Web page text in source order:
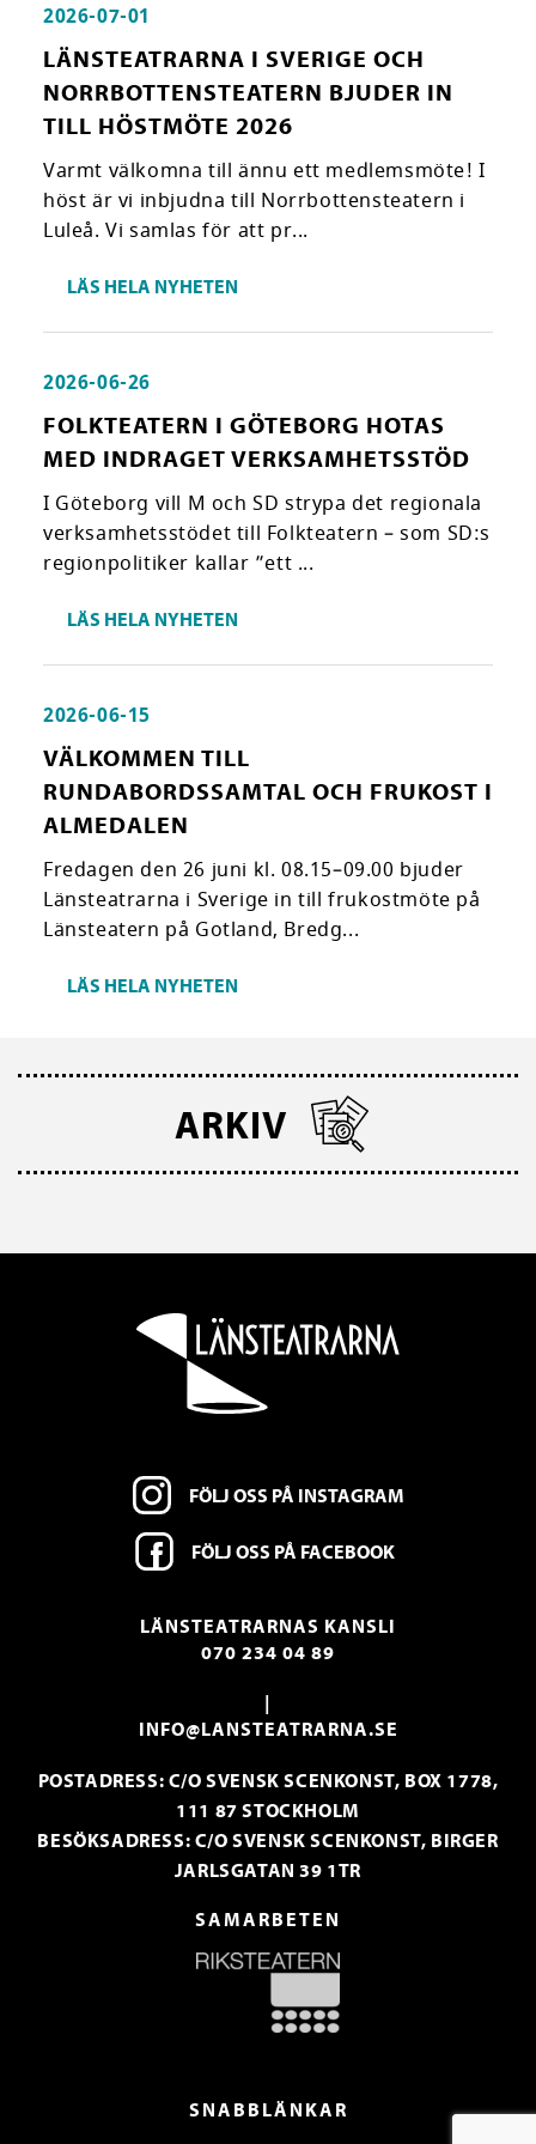
2026-07-01
LÄNSTEATRARNA I SVERIGE OCH
NORRBOTTENSTEATERN BJUDER IN
TILL HÖSTMÖTE 2026
Varmt välkomna till ännu ett medlemsmöte! I
höst är vi inbjudna till Norrbottensteatern i
Luleå. Vi samlas för att pr...
LÄS HELA NYHETEN
2026-06-26
FOLKTEATERN I GÖTEBORG HOTAS
MED INDRAGET VERKSAMHETSSTÖD
I Göteborg vill M och SD strypa det regionala
verksamhetsstödet till Folkteatern – som SD:s
regionpolitiker kallar ”ett ...
LÄS HELA NYHETEN
2026-06-15
VÄLKOMMEN TILL
RUNDABORDSSAMTAL OCH FRUKOST I
ALMEDALEN
Fredagen den 26 juni kl. 08.15–09.00 bjuder
Länsteatrarna i Sverige in till frukostmöte på
Länsteatern på Gotland, Bredg...
LÄS HELA NYHETEN
ARKIV
FÖLJ OSS PÅ INSTAGRAM
FÖLJ OSS PÅ FACEBOOK
LÄNSTEATRARNAS KANSLI
070 234 04 89
|
INFO@LANSTEATRARNA.SE
POSTADRESS: C/O SVENSK SCENKONST, BOX 1778,
111 87 STOCKHOLM
BESÖKSADRESS: C/O SVENSK SCENKONST, BIRGER
JARLSGATAN 39 1TR
SAMARBETEN
SNABBLÄNKAR